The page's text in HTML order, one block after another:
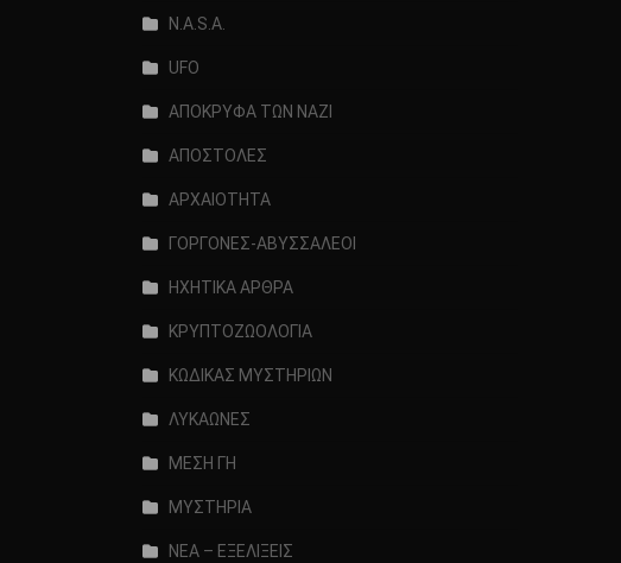
N.A.S.A.
UFO
ΑΠΟΚΡΥΦΑ ΤΩΝ ΝΑΖΙ
ΑΠΟΣΤΟΛΕΣ
ΑΡΧΑΙΟΤΗΤΑ
ΓΟΡΓΟΝΕΣ-ΑΒΥΣΣΑΛΕΟΙ
ΗΧΗΤΙΚΑ ΑΡΘΡΑ
ΚΡΥΠΤΟΖΩΟΛΟΓΙΑ
ΚΩΔΙΚΑΣ ΜΥΣΤΗΡΙΩΝ
ΛΥΚΑΩΝΕΣ
ΜΕΣΗ ΓΗ
ΜΥΣΤΗΡΙΑ
ΝΕΑ – ΕΞΕΛΙΞΕΙΣ